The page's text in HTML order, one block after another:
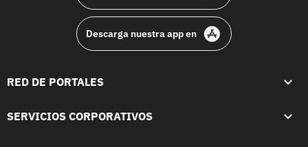
Descarga nuestra app en
RED DE PORTALES
SERVICIOS CORPORATIVOS